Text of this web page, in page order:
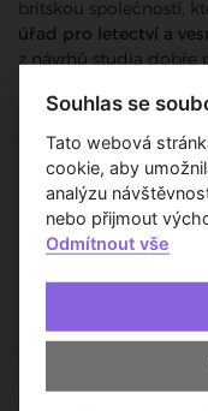
britskou společností,
úřad pro letectví a
z návrhů studia dobře
léta spolupracovala
Amanda Leveteová.
Souhlas se
Tato webová
cookie, aby
analýzu
nebo přijmout
Odmítnout vše